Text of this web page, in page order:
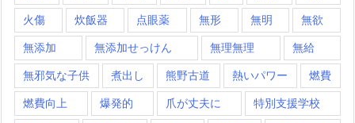
火傷 炊飯器 点眼薬 無形 無明 無欲
無添加 無添加せっけん 無理無理 無給
無邪気な子供 煮出し 熊野古道 熱いパワー 燃費
燃費向上 爆発的 爪が丈夫に 特別支援学校